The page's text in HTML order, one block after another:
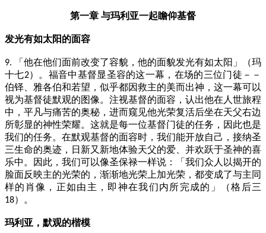
第一章 与玛利亚一起瞻仰基督
发光有如太阳的面容
9.
「他在他们面前改变了容貌，他的面貌发光有如太阳」（玛
十七2）。福音中基督显圣容的这一幕，在场的三位门徒－－
伯铎、雅各伯和若望，似乎都因救主的美而出神，这一幕可以
视为基督徒默观的图像。注视基督的面容，认出他在人世旅程
中，平凡与痛苦的奥秘，进而窥见他光荣复活后坐在天父右边
所彰显的神性荣耀。这就是每一位基督门徒的任务，因此也是
我们的任务。在默观基督的面容时，我们能开放自己，接纳圣
三生命的奥迹，日新又新地体验天父的爱、并欢跃于圣神的喜
乐中。因此，我们可以像圣保禄一样说：「我们众人以揭开的
脸面反映主的光荣的，渐渐地光荣上加光荣，都变成了与主同
样的肖像，正如由主，即神在我们内所完成的」（格后三
18）。
玛利亚，默观的楷模